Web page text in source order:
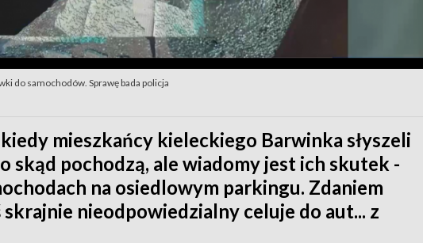
do samochodów. Sprawę bada policja
mieszkańcy kieleckiego Barwinka słyszeli
skąd pochodzą, ale wiadomy jest ich skutek -
na osiedlowym parkingu. Zdaniem
nieodpowiedzialny celuje do aut... z